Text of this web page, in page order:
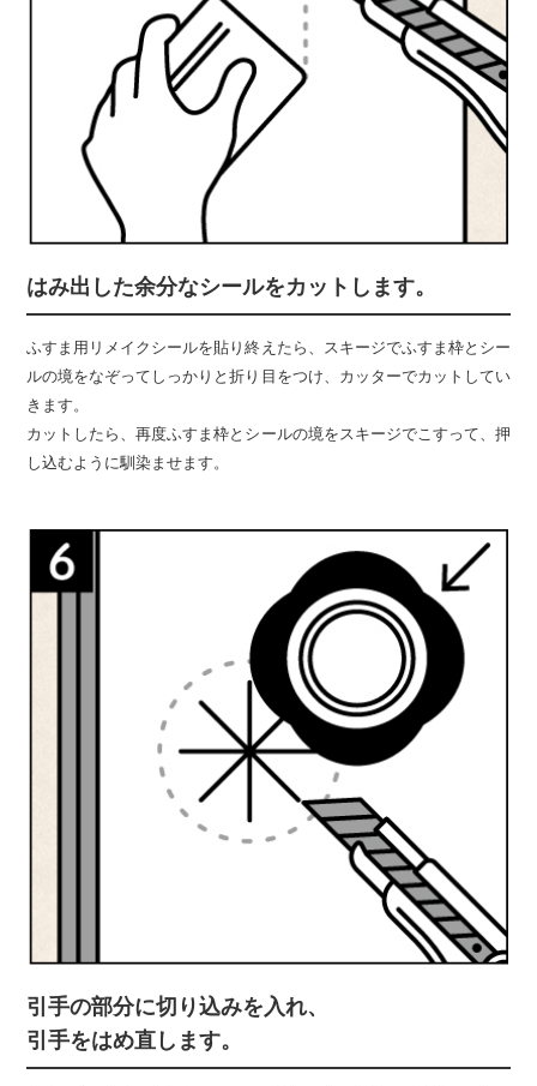
はみ出した余分なシールをカットします。
ふすま用リメイクシールを貼り終えたら、スキージでふすま枠とシー
ルの境をなぞってしっかりと折り目をつけ、カッターでカットしてい
きます。
カットしたら、再度ふすま枠とシールの境をスキージでこすって、押
し込むように馴染ませます。
引手の部分に切り込みを入れ、
引手をはめ直します。